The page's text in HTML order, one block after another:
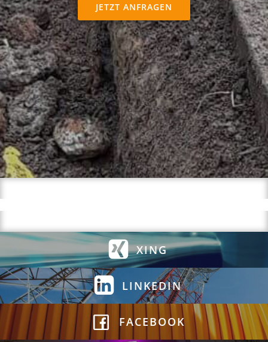
JETZT ANFRAGEN
XING
LINKEDIN
FACEBOOK